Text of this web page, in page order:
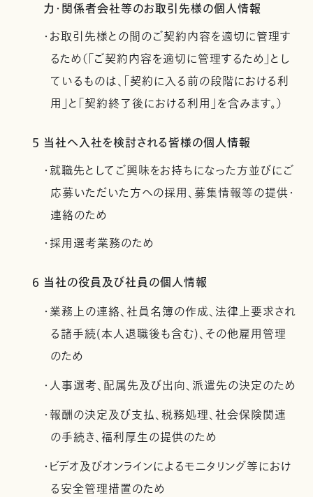
力・関係者会社等のお取引先様の個人情報
・お取引先様との間のご契約内容を適切に管理す
るため（「ご契約内容を適切に管理するため」とし
ているものは、「契約に入る前の段階における利
用」と「契約終了後における利用」を含みます。）
5 当社へ入社を検討される皆様の個人情報
・就職先としてご興味をお持ちになった方並びにご
応募いただいた方への採用、募集情報等の提供・
連絡のため
・採用選考業務のため
6 当社の役員及び社員の個人情報
・業務上の連絡、社員名簿の作成、法律上要求され
る諸手続(本人退職後も含む)、その他雇用管理
のため
・人事選考、配属先及び出向、派遣先の決定のため
・報酬の決定及び支払、税務処理、社会保険関連
の手続き、福利厚生の提供のため
・ビデオ及びオンラインによるモニタリング等におけ
る安全管理措置のため